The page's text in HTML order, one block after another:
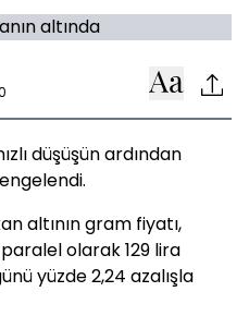
düşüşün ardından
altının gram fiyatı,
olarak 129 lira
yüzde 2,24 azalışla